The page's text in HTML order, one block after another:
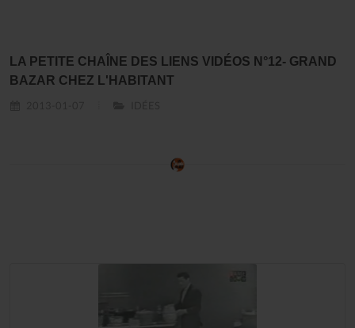
LA PETITE CHAÎNE DES LIENS VIDÉOS N°12- GRAND
BAZAR CHEZ L'HABITANT